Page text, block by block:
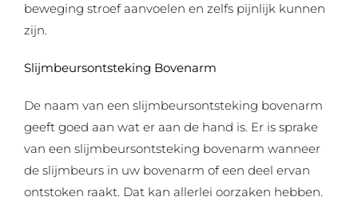
beweging stroef aanvoelen en zelfs pijnlijk kunnen
zijn.
Slijmbeursontsteking Bovenarm
De naam van een slijmbeursontsteking bovenarm
geeft goed aan wat er aan de hand is. Er is sprake
van een slijmbeursontsteking bovenarm wanneer
de slijmbeurs in uw bovenarm of een deel ervan
ontstoken raakt. Dat kan allerlei oorzaken hebben.